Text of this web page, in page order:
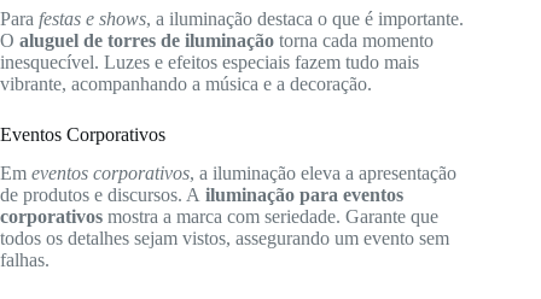
Para festas e shows, a iluminação destaca o que é importante.
O aluguel de torres de iluminação torna cada momento
inesquecível. Luzes e efeitos especiais fazem tudo mais
vibrante, acompanhando a música e a decoração.
Eventos Corporativos
Em eventos corporativos, a iluminação eleva a apresentação
de produtos e discursos. A iluminação para eventos
corporativos mostra a marca com seriedade. Garante que
todos os detalhes sejam vistos, assegurando um evento sem
falhas.